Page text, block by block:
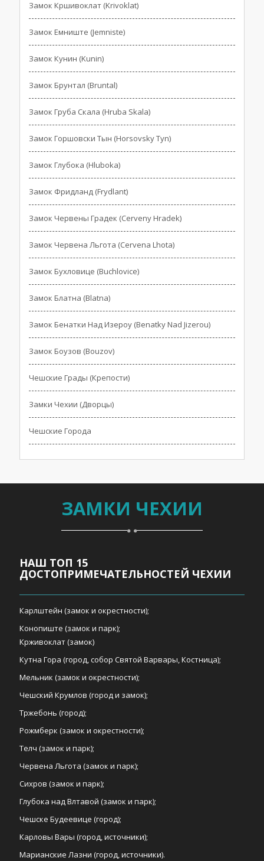
Замок Кршивоклат (Krivoklat)
Замок Емниште (Jemniste)
Замок Кунин (Kunin)
Замок Брунтал (Bruntal)
Замок Груба Скала (Hruba Skala)
Замок Горшовски Тын (Horsovsky Tyn)
Замок Глубока (Hluboka)
Замок Фридланд (Frydlant)
Замок Червены Градек (Cerveny Hradek)
Замок Червена Льгота (Cervena Lhota)
Замок Бухловице (Buchlovice)
Замок Блатна (Blatna)
Замок Бенатки Над Изероу (Benatky Nad Jizerou)
Замок Боузов (Bouzov)
Чешские Грады (Крепости)
Замки Чехии (Дворцы)
Чешские Города
ЗАМКИ ЧЕХИИ
НАШ ТОП 15
ДОСТОПРИМЕЧАТЕЛЬНОСТЕЙ ЧЕХИИ
Карлштейн (замок и окрестности);
Конопиште (замок и парк);
Крживоклат (замок)
Кутна Гора (город, собор Святой Варвары, Костница);
Мельник (замок и окрестности);
Чешский Крумлов (город и замок);
Тржебонь (город);
Рожмберк (замок и окрестности);
Телч (замок и парк);
Червена Льгота (замок и парк);
Сихров (замок и парк);
Глубока над Влтавой (замок и парк);
Чешске Будеевице (город);
Карловы Вары (город, источники);
Марианские Лазни (город, источники).